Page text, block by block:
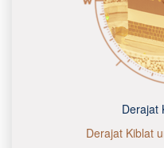
Derajat
Derajat Kiblat